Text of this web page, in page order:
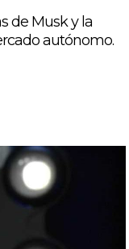
de Musk y la
autónomo.